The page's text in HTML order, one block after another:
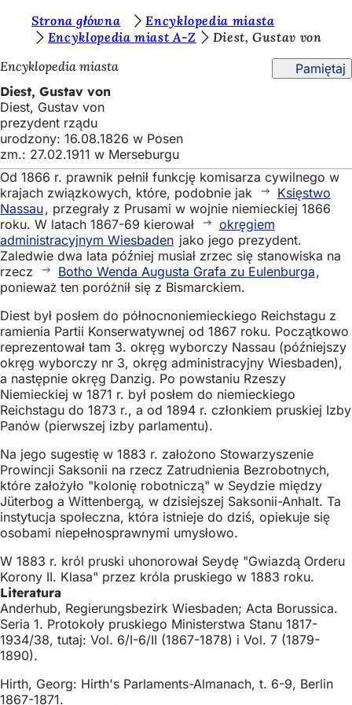
Przejdź do treści
s
t
e
ś
t
u
t
a
j
:
Strona główna
Encyklopedia miasta
Encyklopedia miast A-Z
Diest, Gustav von
Encyklopedia miasta
Pamiętaj
Diest, Gustav von
Diest, Gustav von
prezydent rządu
urodzony: 16.08.1826 w Posen
zm.: 27.02.1911 w Merseburgu
Od 1866 r. prawnik pełnił funkcję komisarza cywilnego w
krajach związkowych, które, podobnie jak
Księstwo
Nassau, przegrały z Prusami w wojnie niemieckiej 1866
roku. W latach 1867-69 kierował
okręgiem
administracyjnym Wiesbaden jako jego prezydent.
Zaledwie dwa lata później musiał zrzec się stanowiska na
rzecz
Botho Wenda Augusta Grafa zu Eulenburga,
ponieważ ten poróżnił się z Bismarckiem.
Diest był posłem do północnoniemieckiego Reichstagu z
ramienia Partii Konserwatywnej od 1867 roku. Początkowo
reprezentował tam 3. okręg wyborczy Nassau (późniejszy
okręg wyborczy nr 3, okręg administracyjny Wiesbaden),
a następnie okręg Danzig. Po powstaniu Rzeszy
Niemieckiej w 1871 r. był posłem do niemieckiego
Reichstagu do 1873 r., a od 1894 r. członkiem pruskiej Izby
Panów (pierwszej izby parlamentu).
Na jego sugestię w 1883 r. założono Stowarzyszenie
Prowincji Saksonii na rzecz Zatrudnienia Bezrobotnych,
które założyło "kolonię robotniczą" w Seydzie między
Jüterbog a Wittenbergą, w dzisiejszej Saksonii-Anhalt. Ta
instytucja społeczna, która istnieje do dziś, opiekuje się
osobami niepełnosprawnymi umysłowo.
W 1883 r. król pruski uhonorował Seydę "Gwiazdą Orderu
Korony II. Klasa" przez króla pruskiego w 1883 roku.
Literatura
Anderhub, Regierungsbezirk Wiesbaden; Acta Borussica.
Seria 1. Protokoły pruskiego Ministerstwa Stanu 1817-
1934/38, tutaj: Vol. 6/I-6/II (1867-1878) i Vol. 7 (1879-
1890).
Hirth, Georg: Hirth's Parlaments-Almanach, t. 6-9, Berlin
1867-1871.